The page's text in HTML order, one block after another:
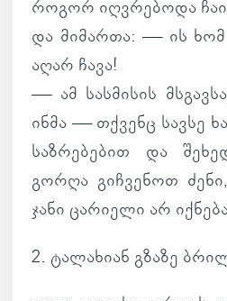
როგორ იღ­ვრე­ბოდა
და მი­მართა: — ის ხომ
აღარ ჩავა!
— ამ სას­მი­სის
ინმა — თქვენც სავსე
საზ­რე­ბე­ბით და
გორღა გიჩ­ვე­ნოთ
ჯანი ცა­რი­ელი არ
2. ტა­ლა­ხიან გზაზე